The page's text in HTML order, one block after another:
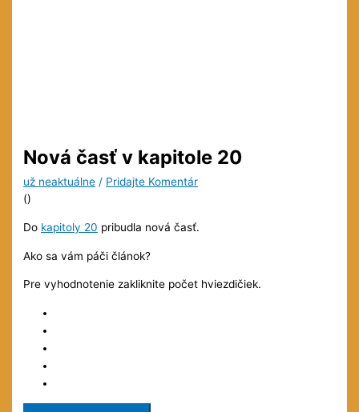
Nová časť v kapitole 20
už neaktuálne / Pridajte Komentár
()
Do kapitoly 20 pribudla nová časť.
Ako sa vám páči článok?
Pre vyhodnotenie zakliknite počet hviezdičiek.